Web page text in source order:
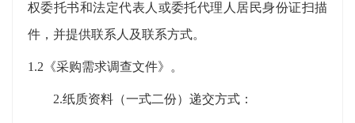
权委托书和法定代表人或委托代理人居民身份证扫描
件 ，并提供联系人及联系方式。
1.2 《采购需求调查文件》。
2.纸质资料（一式二份）递交方式：